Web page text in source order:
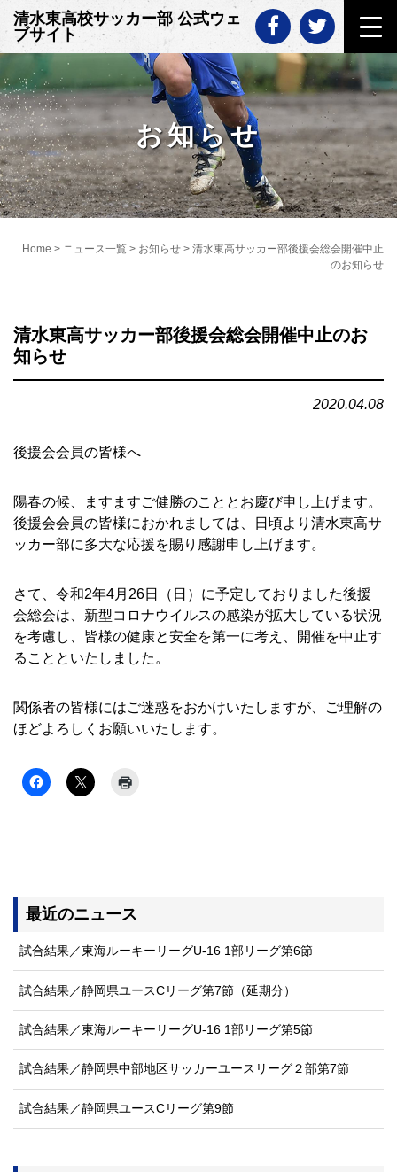
Skip
to
content
清水東高校サッカー部 公式ウェ
ブサイト
お知らせ
Home > ニュース一覧 > お知らせ > 清水東高サッカー部後援会総会開催中止
のお知らせ
清水東高サッカー部後援会総会開催中止のお
知らせ
2020.04.08
後援会会員の皆様へ
陽春の候、ますますご健勝のこととお慶び申し上げます。
後援会会員の皆様におかれましては、日頃より清水東高サ
ッカー部に多大な応援を賜り感謝申し上げます。
さて、令和2年4月26日（日）に予定しておりました後援
会総会は、新型コロナウイルスの感染が拡大している状況
を考慮し、皆様の健康と安全を第一に考え、開催を中止す
ることといたしました。
関係者の皆様にはご迷惑をおかけいたしますが、ご理解の
ほどよろしくお願いいたします。
最近のニュース
試合結果／東海ルーキーリーグU-16 1部リーグ第6節
試合結果／静岡県ユースCリーグ第7節（延期分）
試合結果／東海ルーキーリーグU-16 1部リーグ第5節
試合結果／静岡県中部地区サッカーユースリーグ２部第7節
試合結果／静岡県ユースCリーグ第9節